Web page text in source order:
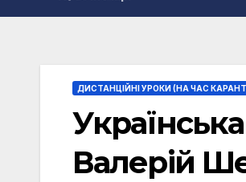
ДИСТАНЦІЙНІ УРОКИ (НА ЧАС
Валерій